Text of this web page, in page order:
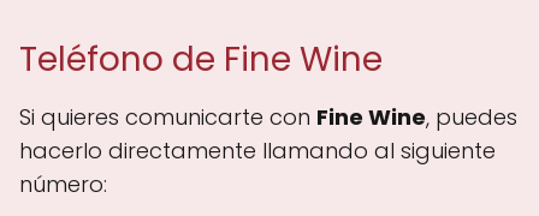
Teléfono de Fine Wine
Si quieres comunicarte con Fine Wine, puedes
hacerlo directamente llamando al siguiente
número: